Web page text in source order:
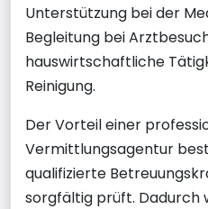
Unterstützung bei der
Begleitung bei
hauswirtschaftliche
Reinigung.
Der Vorteil einer
Vermittlungsagentur
qualifizierte
sorgfältig prüft. Dadurch